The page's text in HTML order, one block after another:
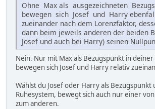
Ohne Max als ausgezeichneten
bewegen sich Josef und Harry
zueinander nach dem Lorenzfaktor,
dann beim jeweils anderen der beiden
Josef und auch bei Harry) seinen
Nein. Nur mit Max als Bezugspunkt in
bewegen sich Josef und Harry relativ
Wählst du Josef oder Harry als Bezugspunkt
Ruhesystem, bewegt sich auch nur einer
zum anderen.